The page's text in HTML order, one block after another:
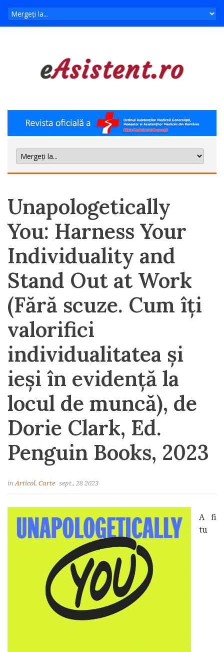
Unapologetically
You: Harness Your
Individuality and
Stand Out at Work
(Fără scuze. Cum îți
valorifici
individualitatea și
ieși în evidență la
locul de muncă), de
Dorie Clark, Ed.
Penguin Books, 2023
inArticol, Carte sept., 28 2023
A fi
tu